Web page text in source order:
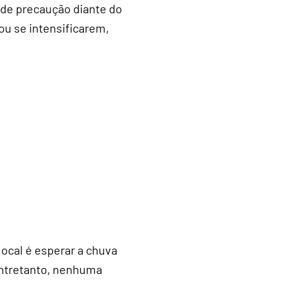
precaução diante do
se intensificarem,
é esperar a chuva
nenhuma